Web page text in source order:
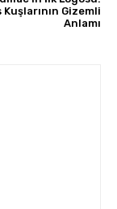
Gizemli
Anlamı